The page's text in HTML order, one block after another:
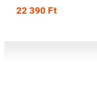
22 390 Ft